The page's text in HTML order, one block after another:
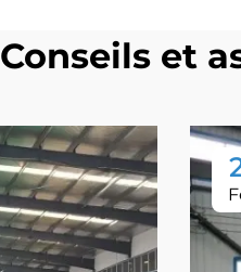
Conseils et